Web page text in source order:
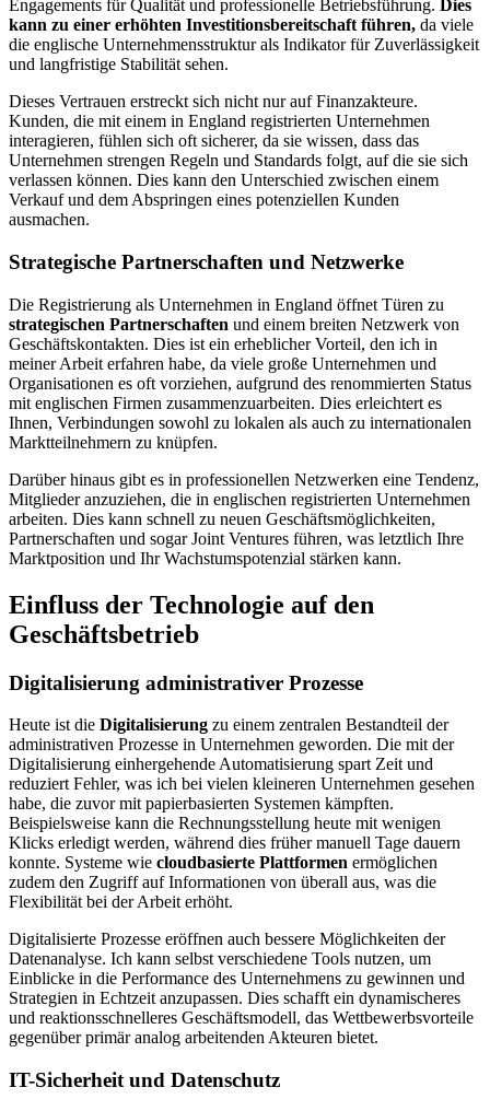
Engagements für Qualität und professionelle Betriebsführung. Dies
kann zu einer erhöhten Investitionsbereitschaft führen, da viele
die englische Unternehmensstruktur als Indikator für Zuverlässigkeit
und langfristige Stabilität sehen.
Dieses Vertrauen erstreckt sich nicht nur auf Finanzakteure.
Kunden, die mit einem in England registrierten Unternehmen
interagieren, fühlen sich oft sicherer, da sie wissen, dass das
Unternehmen strengen Regeln und Standards folgt, auf die sie sich
verlassen können. Dies kann den Unterschied zwischen einem
Verkauf und dem Abspringen eines potenziellen Kunden
ausmachen.
Strategische Partnerschaften und Netzwerke
Die Registrierung als Unternehmen in England öffnet Türen zu
strategischen Partnerschaften und einem breiten Netzwerk von
Geschäftskontakten. Dies ist ein erheblicher Vorteil, den ich in
meiner Arbeit erfahren habe, da viele große Unternehmen und
Organisationen es oft vorziehen, aufgrund des renommierten Status
mit englischen Firmen zusammenzuarbeiten. Dies erleichtert es
Ihnen, Verbindungen sowohl zu lokalen als auch zu internationalen
Marktteilnehmern zu knüpfen.
Darüber hinaus gibt es in professionellen Netzwerken eine Tendenz,
Mitglieder anzuziehen, die in englischen registrierten Unternehmen
arbeiten. Dies kann schnell zu neuen Geschäftsmöglichkeiten,
Partnerschaften und sogar Joint Ventures führen, was letztlich Ihre
Marktposition und Ihr Wachstumspotenzial stärken kann.
Einfluss der Technologie auf den
Geschäftsbetrieb
Digitalisierung administrativer Prozesse
Heute ist die Digitalisierung zu einem zentralen Bestandteil der
administrativen Prozesse in Unternehmen geworden. Die mit der
Digitalisierung einhergehende Automatisierung spart Zeit und
reduziert Fehler, was ich bei vielen kleineren Unternehmen gesehen
habe, die zuvor mit papierbasierten Systemen kämpften.
Beispielsweise kann die Rechnungsstellung heute mit wenigen
Klicks erledigt werden, während dies früher manuell Tage dauern
konnte. Systeme wie cloudbasierte Plattformen ermöglichen
zudem den Zugriff auf Informationen von überall aus, was die
Flexibilität bei der Arbeit erhöht.
Digitalisierte Prozesse eröffnen auch bessere Möglichkeiten der
Datenanalyse. Ich kann selbst verschiedene Tools nutzen, um
Einblicke in die Performance des Unternehmens zu gewinnen und
Strategien in Echtzeit anzupassen. Dies schafft ein dynamischeres
und reaktionsschnelleres Geschäftsmodell, das Wettbewerbsvorteile
gegenüber primär analog arbeitenden Akteuren bietet.
IT-Sicherheit und Datenschutz